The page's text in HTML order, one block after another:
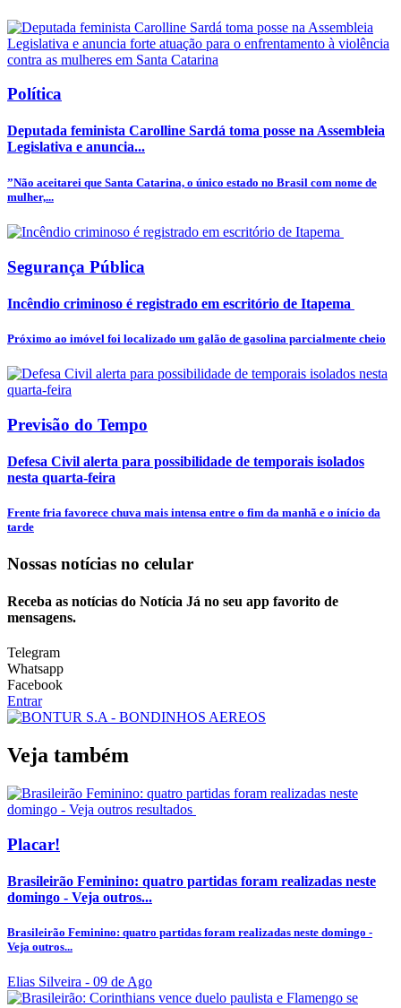
Política
Deputada feminista Carolline Sardá toma posse na Assembleia
Legislativa e anuncia...
”Não aceitarei que Santa Catarina, o único estado no Brasil com nome de
mulher,...
Segurança Pública
Incêndio criminoso é registrado em escritório de Itapema
Próximo ao imóvel foi localizado um galão de gasolina parcialmente cheio
Previsão do Tempo
Defesa Civil alerta para possibilidade de temporais isolados
nesta quarta-feira
Frente fria favorece chuva mais intensa entre o fim da manhã e o início da
tarde
Nossas notícias no celular
Receba as notícias do Notícia Já no seu app favorito de
mensagens.
Telegram
Whatsapp
Facebook
Entrar
Veja também
Placar!
Brasileirão Feminino: quatro partidas foram realizadas neste
domingo - Veja outros...
Brasileirão Feminino: quatro partidas foram realizadas neste domingo -
Veja outros...
Elias Silveira - 09 de Ago